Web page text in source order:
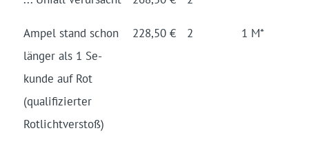
Ampel stand schon
länger als 1 Se­
kunde auf Rot
(quali­fizier­ter
Rotlicht­verstoß)
228,50 € 2 1 M*